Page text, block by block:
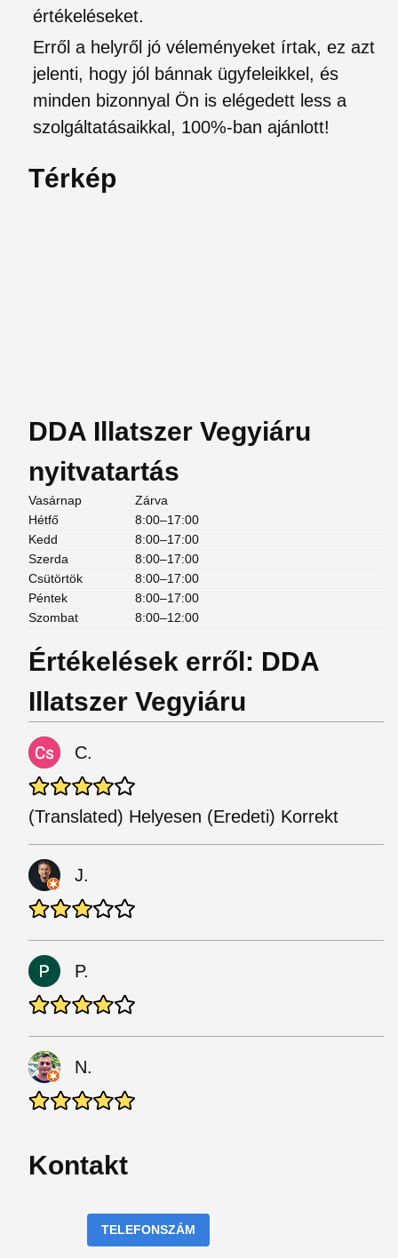
értékeléseket.
Erről a helyről jó véleményeket írtak, ez azt
jelenti, hogy jól bánnak ügyfeleikkel, és
minden bizonnyal Ön is elégedett less a
szolgáltatásaikkal, 100%-ban ajánlott!
Térkép
DDA Illatszer Vegyiáru
nyitvatartás
Vasárnap
Zárva
Hétfő
8:00–17:00
Kedd
8:00–17:00
Szerda
8:00–17:00
Csütörtök
8:00–17:00
Péntek
8:00–17:00
Szombat
8:00–12:00
Értékelések erről: DDA
Illatszer Vegyiáru
C.
(Translated) Helyesen (Eredeti) Korrekt
J.
P.
N.
Kontakt
TELEFONSZÁM